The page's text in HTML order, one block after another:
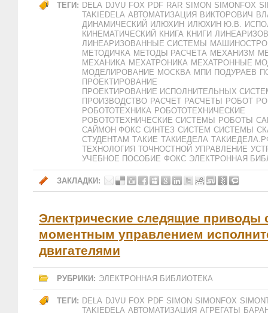
ТЕГИ: DELA DJVU FOX PDF RAR SIMON SIMONFOX
TAKIEDELA АВТОМАТИЗАЦИЯ ВИКТОРОВИЧ
ДИНАМИЧЕСКИЙ ИЛЮХИН ИЛЮХИН Ю.В.
КИНЕМАТИЧЕСКИЙ КНИГА КНИГИ
ЛИНЕАРИЗОВАННЫЕ СИСТЕМЫ
МЕТОДИЧКА МЕТОДЫ РАСЧЕТА МЕХАНИЗМ
МЕХАНИКА МЕХАТРОНИКА МЕХАТРОННЫЕ
МОДЕЛИРОВАНИЕ МОСКВА МПИ ПОДУРАЕВ
ПРОЕКТИРОВАНИЕ
ПРОЕКТИРОВАНИЕ ИСПОЛНИТЕЛЬНЫХ
ПРОИЗВОДСТВО РАСЧЕТ РАСЧЕТЫ РОБОТ
РОБОТОТЕХНИКА РОБОТОТЕХНИЧЕСКИЕ
РОБОТОТЕХНИЧЕСКИЕ СИСТЕМЫ
РОБОТЫ
САЙМОН ФОКС СИНТЕЗ СИСТЕМ СИСТЕМЫ
СТУДЕНТАМ ТАКИЕ ТАКИЕДЕЛА
ТЕХНОЛОГИЯ ТОЧНОСТНОЙ УПРАВЛЕНИЕ
УЧЕБНОЕ ПОСОБИЕ ФОКС ЭЛЕКТРОННАЯ
ЗАКЛАДКИ:
Электрические следящие приводы
моментным управлением
двигателями
РУБРИКИ: ЭЛЕКТРОННАЯ БИБЛИОТЕКА
ТЕГИ: DELA DJVU FOX PDF SIMON SIMONFOX
TAKIEDELA АВТОМАТИЗАЦИЯ АГРЕГАТЫ